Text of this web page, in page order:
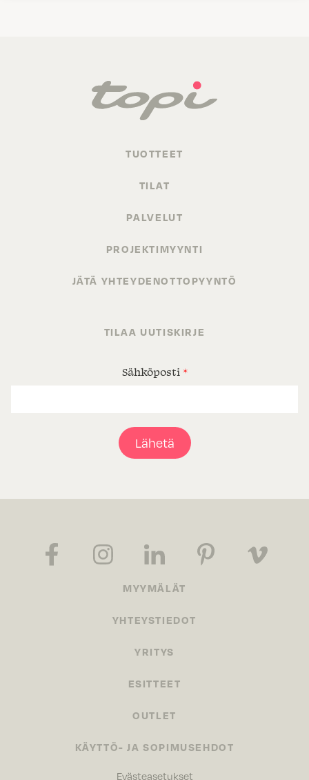
TUOTTEET
TILAT
PALVELUT
PROJEKTIMYYNTI
JÄTÄ YHTEYDENOTTOPYYNTÖ
TILAA UUTISKIRJE
Sähköposti *
Lähetä
MYYMÄLÄT
YHTEYSTIEDOT
YRITYS
ESITTEET
OUTLET
KÄYTTÖ- JA SOPIMUSEHDOT
Evästeasetukset